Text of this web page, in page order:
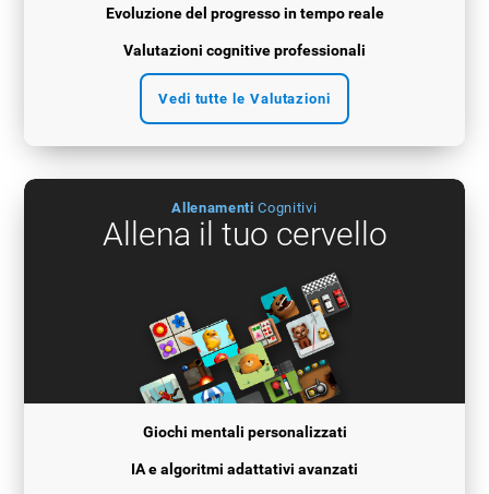
Vedi tutte le Valutazioni
Evoluzione del progresso in tempo reale
Valutazioni cognitive professionali
Allenamenti Cognitivi
Allena il tuo cervello
Giochi mentali personalizzati
IA e algoritmi adattativi avanzati